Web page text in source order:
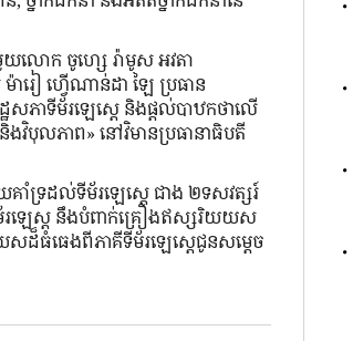
យលោក ចូហ្សេ រ៉ាមូស អវតា
រៀ ហ្វើណាន់ដា ឡៃ ប្រធាន
ឋសភាទីម័រឡេស្តេ និងផ្ដល់បាឋកថាលើ
វិបុលភាព» នៅវិមានប្រធានាធិបតី
ាំទ្រដល់ទីម័រឡេស្តេ ជាង ២ទសវត្សរ៍
រឡេស្ដ នឹងបំពាក់គ្រឿងឥស្សរិយយស
សដ៏ធំធេងពីភាគីទីម័រឡេស្តេជូនសម្តេច